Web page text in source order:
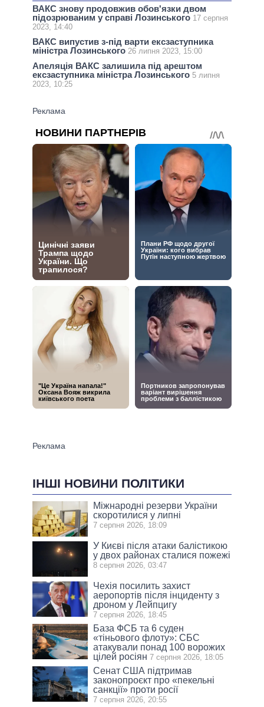
ВАКС знову продовжив обов'язки двом
підозрюваним у справі Лозинського 17 серпня
2023, 14:40
ВАКС випустив з-під варти ексзаступника
міністра Лозинського 26 липня 2023, 15:00
Апеляція ВАКС залишила під арештом
ексзаступника міністра Лозинського 5 липня
2023, 10:25
ІНШІ НОВИНИ ПОЛІТИКИ
Міжнародні резерви України
скоротилися у липні
7 серпня 2026, 18:09
У Києві після атаки балістикою
у двох районах сталися пожежі
8 серпня 2026, 03:47
Чехія посилить захист
аеропортів після інциденту з
дроном у Лейпцигу
7 серпня 2026, 18:45
База ФСБ та 6 суден
«тіньового флоту»: СБС
атакували понад 100 ворожих
цілей росіян 7 серпня 2026, 18:05
Сенат США підтримав
законопроєкт про «пекельні
санкції» проти росії
7 серпня 2026, 20:55